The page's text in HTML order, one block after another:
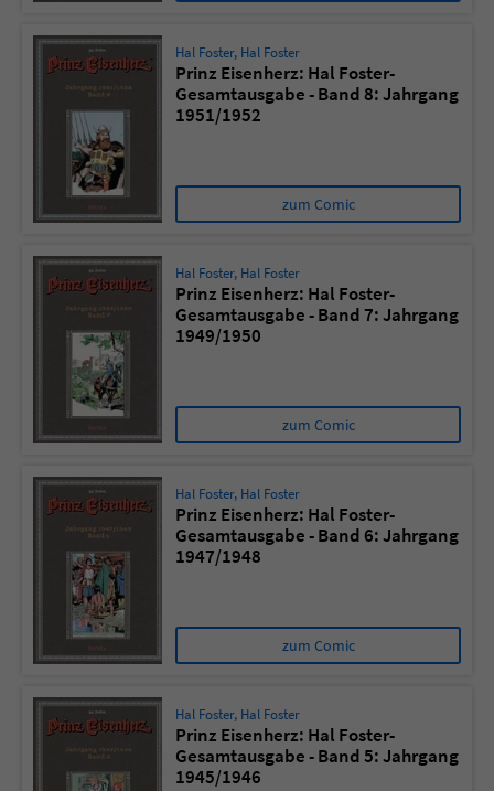
Hal Foster, Hal Foster
Prinz Eisenherz: Hal Foster-
Gesamtausgabe - Band 8: Jahrgang
1951/1952
zum Comic
Hal Foster, Hal Foster
Prinz Eisenherz: Hal Foster-
Gesamtausgabe - Band 7: Jahrgang
1949/1950
zum Comic
Hal Foster, Hal Foster
Prinz Eisenherz: Hal Foster-
Gesamtausgabe - Band 6: Jahrgang
1947/1948
zum Comic
Hal Foster, Hal Foster
Prinz Eisenherz: Hal Foster-
Gesamtausgabe - Band 5: Jahrgang
1945/1946